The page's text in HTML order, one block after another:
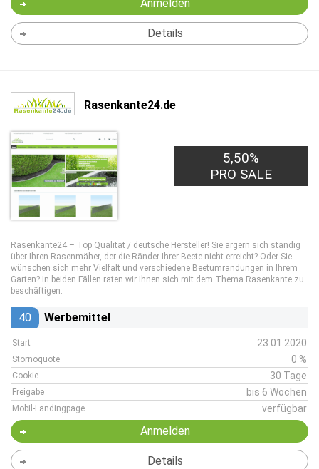
Anmelden
Details
Rasenkante24.de
5,50%
PRO SALE
Rasenkante24 – Top Qualität / deutsche Hersteller! Sie ärgern sich ständig
über Ihren Rasenmäher, der die Ränder Ihrer Beete nicht erreicht? Oder Sie
wünschen sich mehr Vielfalt und verschiedene Beetumrandungen in Ihrem
Garten? In beiden Fällen raten wir Ihnen sich mit dem Thema Rasenkante zu
beschäftigen.
40 Werbemittel
Start 23.01.2020
Stornoquote 0 %
Cookie 30 Tage
Freigabe bis 6 Wochen
Mobil-Landingpage verfügbar
Anmelden
Details